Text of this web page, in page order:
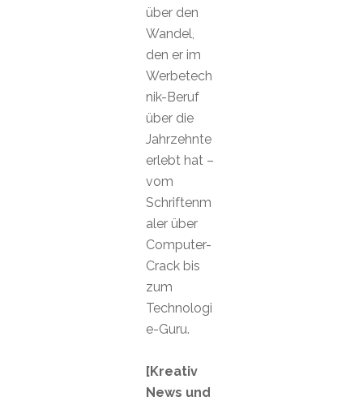
über den
Wandel,
den er im
Werbetech
nik-Beruf
über die
Jahrzehnte
erlebt hat –
vom
Schriftenm
aler über
Computer-
Crack bis
zum
Technologi
e-Guru.
[Kreativ
News und